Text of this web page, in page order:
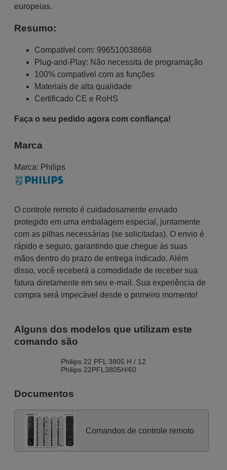
europeias.
Resumo:
Compatível com: 996510038668
Plug-and-Play: Não necessita de programação
100% compatível com as funções
Materiais de alta qualidade
Certificado CE e RoHS
Faça o seu pedido agora com confiança!
Marca
Marca: Philips
O controle remoto é cuidadosamente enviado
protegido em uma embalagem especial, juntamente
com as pilhas necessárias (se solicitadas). O envio é
rápido e seguro, garantindo que chegue às suas
mãos dentro do prazo de entrega indicado. Além
disso, você receberá a comodidade de receber sua
fatura diretamente em seu e-mail. Sua experiência de
compra será impecável desde o primeiro momento!
Alguns dos modelos que utilizam este
comando são
Philips 22 PFL 3805 H / 12
Philips 22PFL3805H/60
Documentos
Comandos de controle remoto